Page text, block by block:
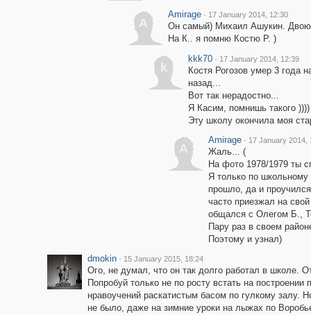
A
Amirage · 17 January 2014, 12:30
Он самый) Михаил Ашукин.
На К.. я помню Костю Р. )
k
kkk70 · 17 January 2014, 12:39
Костя Рогозов умер 3 года
назад...
Вот так нерадостно...
Я Касим, помнишь такого ))))
Эту школу окончила моя
A
Amirage · 17 January 2014,
Жаль... (
На фото 1978/1979 ты
Я только по школьному
прошло, да и
часто приезжал на
общался с Олегом Б.,
Пару раз в своем
Поэтому и узнал)
dmokin · 15 January 2015, 18:24
Ого, не думал, что он так долго работал в школе.
Попробуй только не по росту встать на
нравоучений раскатистым басом по гулкому залу.
не было, даже на зимние уроки на лыжах по